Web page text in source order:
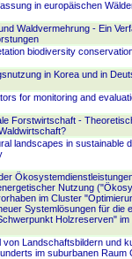
in europäischen
Waldvermehrung - Ein
biodiversity
in Korea und in
for monitoring and
Forstwirtschaft -
landscapes in sustainable
Nutzung
im Cluster
Systemlösungen für die
Holzreserven"
von Landschaftsbildern und
im suburbanen Raum